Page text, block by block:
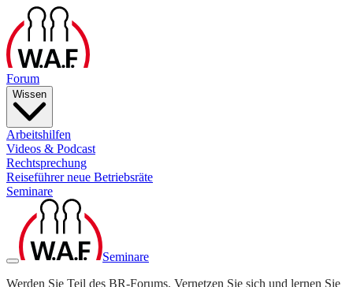
Forum
Wissen
Arbeitshilfen
Videos & Podcast
Rechtsprechung
Reiseführer neue Betriebsräte
Seminare
Seminare
Werden Sie Teil des BR-Forums. Vernetzen Sie sich und lernen Sie